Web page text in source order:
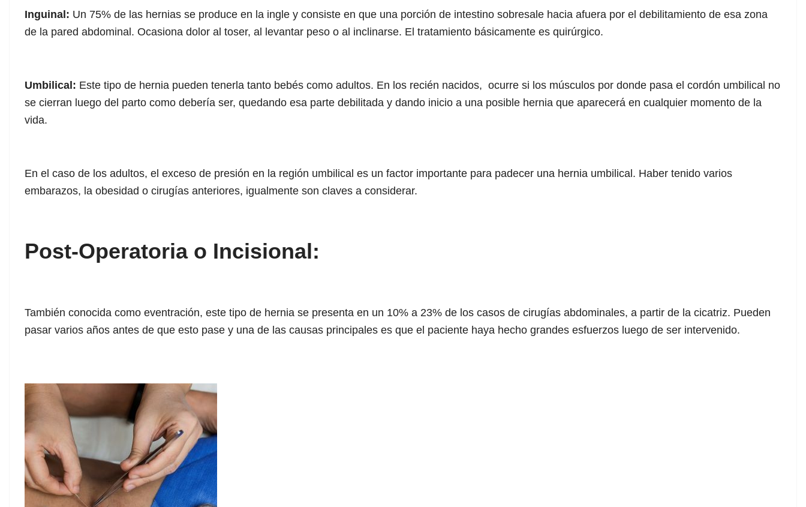
Inguinal: Un 75% de las hernias se produce en la ingle y consiste en que una porción de intestino sobresale hacia afuera por el debilitamiento de esa zona
de la pared abdominal. Ocasiona dolor al toser, al levantar peso o al inclinarse. El tratamiento básicamente es quirúrgico.
Umbilical: Este tipo de hernia pueden tenerla tanto bebés como adultos. En los recién nacidos, ocurre si los músculos por donde pasa el cordón umbilical no
se cierran luego del parto como debería ser, quedando esa parte debilitada y dando inicio a una posible hernia que aparecerá en cualquier momento de la
vida.
En el caso de los adultos, el exceso de presión en la región umbilical es un factor importante para padecer una hernia umbilical. Haber tenido varios
embarazos, la obesidad o cirugías anteriores, igualmente son claves a considerar.
Post-Operatoria o Incisional:
También conocida como eventración, este tipo de hernia se presenta en un 10% a 23% de los casos de cirugías abdominales, a partir de la cicatriz. Pueden
pasar varios años antes de que esto pase y una de las causas principales es que el paciente haya hecho grandes esfuerzos luego de ser intervenido.